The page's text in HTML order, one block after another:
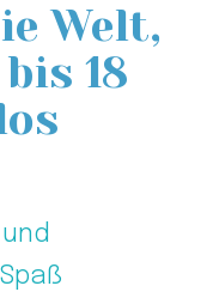
Welt,
18